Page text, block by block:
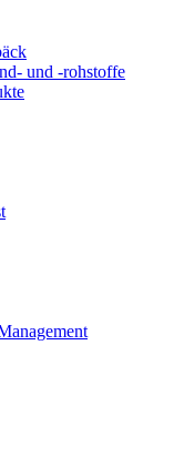
und -rohstoffe